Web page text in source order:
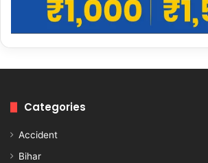
Categories
Accident
Bihar